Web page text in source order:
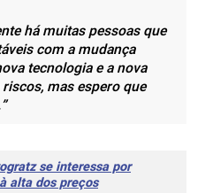
há muitas pessoas que
​​com a mudança
tecnologia e a nova
mas espero que
se interessa por
alta dos preços